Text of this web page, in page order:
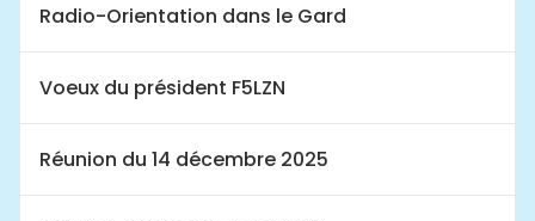
Radio-Orientation dans le Gard
Voeux du président F5LZN
Réunion du 14 décembre 2025